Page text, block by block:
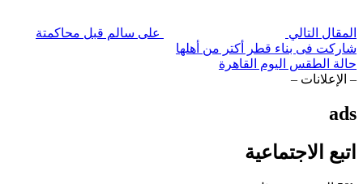
المقال التالي
على سالم قبل محاكمتة
شاركت فى بناء قطر أكتر من أهلها
حالة الطقس اليوم القاهرة
– الإعلانات –
ads
اتبع الاجتماعية